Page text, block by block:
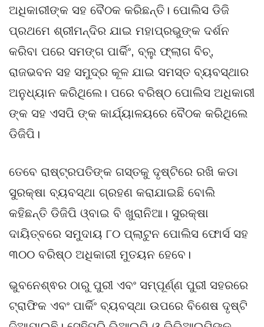
ଅଧିକାରୀଙ୍କ ସହ ବୈଠକ କରିଛନ୍ତି। ପୋଲିସ ଡିଜି
ପ୍ରଥମେ ଶ୍ରୀମନ୍ଦିର ଯାଇ ମହାପ୍ରଭୁଙ୍କ ଦର୍ଶନ
କରିବା ପରେ ସମଙ୍ଗ ପାର୍କିଂ, ବ୍ଲୁ ଫ୍ଲାଗ ବିଚ୍,
ରାଜଭବନ ସହ ସମୁଦ୍ର କୂଳ ଯାଇ ସମସ୍ତ ବ୍ୟବସ୍ଥାର
ଅନୁଧ୍ୟାନ କରିଥିଲେ। ପରେ ବରିଷ୍ଠ ପୋଲିସ ଅଧିକାରୀ
ଙ୍କ ସହ ଏସପି ଙ୍କ କାର୍ଯ୍ୟାଳୟରେ ବୈଠକ କରିଥିଲେ
ଡିଜିପି।
ତେବେ ରାଷ୍ଟ୍ରପତିଙ୍କ ଗସ୍ତକୁ ଦୃଷ୍ଟିରେ ରଖି କଡା
ସୁରକ୍ଷା ବ୍ୟବସ୍ଥା ଗ୍ରହଣ କରାଯାଇଛି ବୋଲି
କହିଛନ୍ତି ଡିଜିପି ଓ୍ବାଇ ବି ଖୁରାନିଆ। ସୁରକ୍ଷା
ଦାୟିତ୍ବରେ ସମୁଦାୟ ୮୦ ପ୍ଲାଟୁନ ପୋଲିସ ଫୋର୍ସ ସହ
୩୦୦ ବରିଷ୍ଠ ଅଧିକାରୀ ମୁତୟନ ହେବେ।
ଭୁବନେଶ୍ଵର ଠାରୁ ପୁରୀ ଏବଂ ସମ୍ପୂର୍ଣ୍ଣ ପୁରୀ ସହରରେ
ଟ୍ରାଫିକ ଏବଂ ପାର୍କିଂ ବ୍ୟବସ୍ଥା ଉପରେ ବିଶେଷ ଦୃଷ୍ଟି